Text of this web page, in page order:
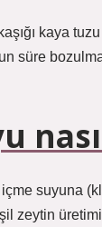
kaya
süre
suyuna
zeytin